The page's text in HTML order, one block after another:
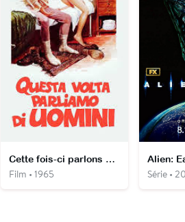
Cette fois-ci parlons des hommes
Film • 1965
Alien:
Série •